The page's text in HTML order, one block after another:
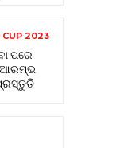
CUP 2023
ପରେ